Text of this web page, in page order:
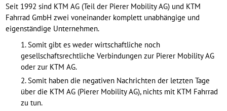
Seit 1992 sind KTM AG (Teil der Pierer Mobility AG) und KTM
Fahrrad GmbH zwei voneinander komplett unabhängige und
eigenständige Unternehmen.
Somit gibt es weder wirtschaftliche noch
gesellschaftsrechtliche Verbindungen zur Pierer Mobility AG
oder zur KTM AG.
Somit haben die negativen Nachrichten der letzten Tage
über die KTM AG (Pierer Mobility AG), nichts mit KTM Fahrrad
zu tun.